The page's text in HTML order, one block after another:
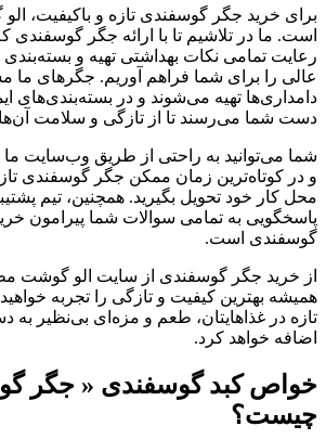
برای خرید جگر گوسفندی تازه و باکیفیت،
است. ما در تلاشیم تا با ارائه جگر گوسفندی
رعایت تمامی نکات بهداشتی تهیه و
عالی را برای شما فراهم آوریم. جگر‌های ما
دامداری‌ها تهیه می‌شوند و در بسته‌بندی‌های
دست شما می‌رسند تا از تازگی و سلامت
شما می‌توانید به راحتی از طریق وب‌سایت
و در کوتاه‌ترین زمان ممکن جگر گوسفندی
محل کار خود تحویل بگیرید. همچنین، تیم
پاسخگویی به تمامی سوالات شما پیرامون
گوسفندی است.
از خرید جگر گوسفندی از سایت الو گوشت
همیشه بهترین کیفیت و تازگی را تجربه
تازه در غذاهایتان، طعم و مزه‌ای بی‌نظیر
اضافه خواهد کرد.
خواص کبد گوسفندی « جگر
چیست؟